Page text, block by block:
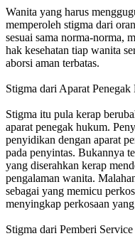
Wanita yang harus
memperoleh stigma dari
sesuai sama norma-norma,
hak kesehatan tiap wanita
aborsi aman terbatas.
Stigma dari Aparat
Stigma itu pula kerap
aparat penegak hukum.
penyidikan dengan aparat
pada penyintas. Bukannya
yang diserahkan kerap
pengalaman wanita.
sebagai yang memicu
menyingkap perkosaan
Stigma dari Pemberi Service